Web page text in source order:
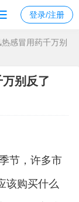
登录/注册
感冒用药千万别
别反了
节，许多市
该购买什么